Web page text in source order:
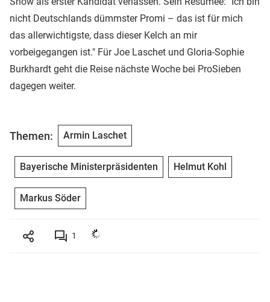
nicht Deutschlands dümmster Promi – das ist für mich
das allerwichtigste, dass dieser Kelch an mir
vorbeigegangen ist." Für Joe Laschet und Gloria-Sophie
Burkhardt geht die Reise nächste Woche bei ProSieben
dagegen weiter.
Themen: Armin Laschet
Bayerische Ministerpräsidenten Helmut Kohl
Markus Söder
1